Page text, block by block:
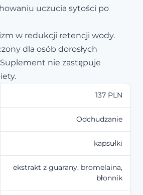
uczucia sytości po
w redukcji retencji wody.
dla osób dorosłych
nie zastępuje
137 PLN
Odchudzanie
kapsułki
ekstrakt z guarany, bromelaina,
błonnik